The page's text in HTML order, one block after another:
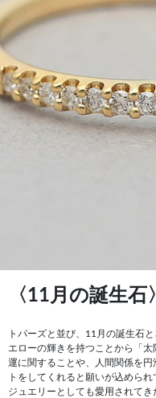
〈11月の誕生
トパーズと並び、11月の誕生石
エローの輝きを持つことから「
運に関することや、人間関係を
トをしてくれると願いが込めら
ジュエリーとしても愛用されて